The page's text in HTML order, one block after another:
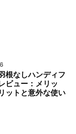
根なしハンディフ
ビュー：メリッ
ットと意外な使い